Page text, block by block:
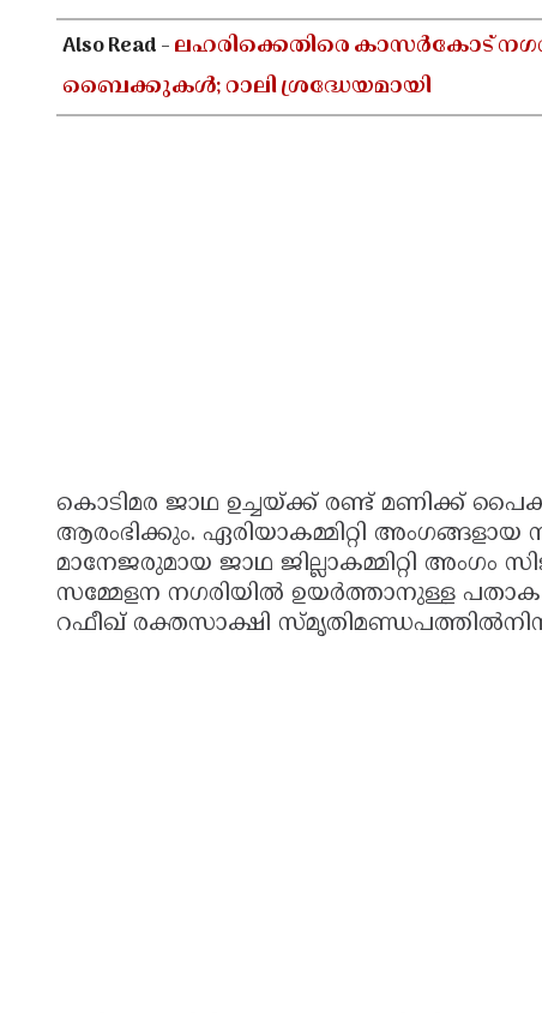
Also Read -ലഹരിക്കെതിരെ കാസർകോട്
ബൈക്കുകൾ; റാലി ശ്രദ്ധേയമായി
കൊടിമര ജാഥ ഉച്ചയ്ക്ക് രണ്ട് മണിക്ക്
ആരംഭിക്കും. ഏരിയാകമ്മിറ്റി
മാനേജരുമായ ജാഥ ജില്ലാകമ്മിറ്റി അംഗം
സമ്മേളന നഗരിയിൽ ഉയർത്താനുള്ള പതാക
റഫീഖ് രക്തസാക്ഷി